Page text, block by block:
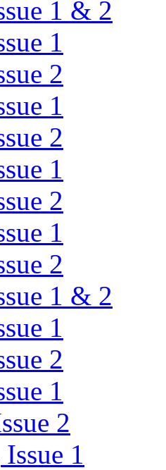
1 & 2
1
2
1
2
1
2
1
2
1 & 2
1
2
1
2
1